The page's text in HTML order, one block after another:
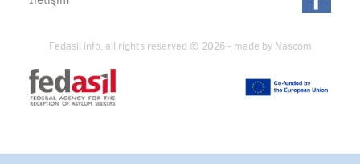
Fedasil info, all rights reserved © 2026 - made by Nascom